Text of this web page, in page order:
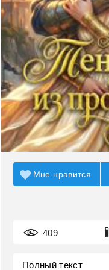
409
Мне нравится
Полный текст